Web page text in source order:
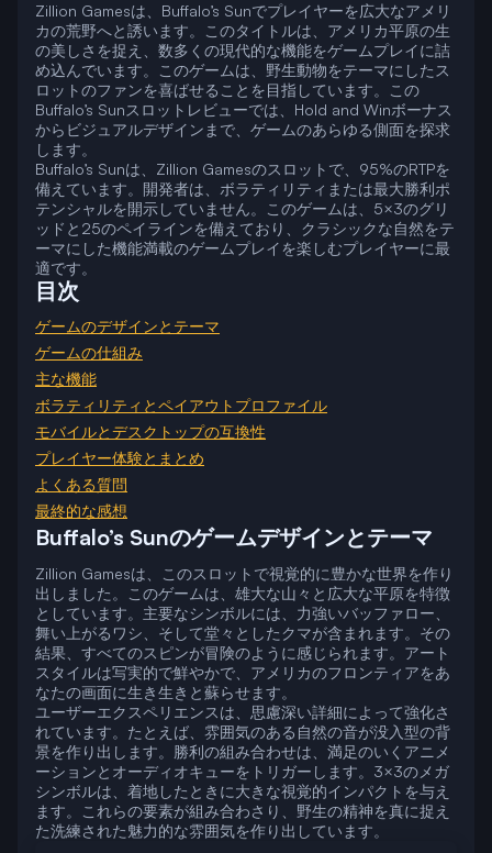
Zillion Gamesは、Buffalo’s Sunでプレイヤーを広大なアメリ
カの荒野へと誘います。このタイトルは、アメリカ平原の生
の美しさを捉え、数多くの現代的な機能をゲームプレイに詰
め込んでいます。このゲームは、野生動物をテーマにしたス
ロットのファンを喜ばせることを目指しています。この
Buffalo’s Sunスロットレビューでは、Hold and Winボーナス
からビジュアルデザインまで、ゲームのあらゆる側面を探求
します。
Buffalo’s Sunは、Zillion Gamesのスロットで、95%のRTPを
備えています。開発者は、ボラティリティまたは最大勝利ポ
テンシャルを開示していません。このゲームは、5×3のグリ
ッドと25のペイラインを備えており、クラシックな自然をテ
ーマにした機能満載のゲームプレイを楽しむプレイヤーに最
適です。
目次
ゲームのデザインとテーマ
ゲームの仕組み
主な機能
ボラティリティとペイアウトプロファイル
モバイルとデスクトップの互換性
プレイヤー体験とまとめ
よくある質問
最終的な感想
Buffalo’s Sunのゲームデザインとテーマ
Zillion Gamesは、このスロットで視覚的に豊かな世界を作り
出しました。このゲームは、雄大な山々と広大な平原を特徴
としています。主要なシンボルには、力強いバッファロー、
舞い上がるワシ、そして堂々としたクマが含まれます。その
結果、すべてのスピンが冒険のように感じられます。アート
スタイルは写実的で鮮やかで、アメリカのフロンティアをあ
なたの画面に生き生きと蘇らせます。
ユーザーエクスペリエンスは、思慮深い詳細によって強化さ
れています。たとえば、雰囲気のある自然の音が没入型の背
景を作り出します。勝利の組み合わせは、満足のいくアニメ
ーションとオーディオキューをトリガーします。3×3のメガ
シンボルは、着地したときに大きな視覚的インパクトを与え
ます。これらの要素が組み合わさり、野生の精神を真に捉え
た洗練された魅力的な雰囲気を作り出しています。